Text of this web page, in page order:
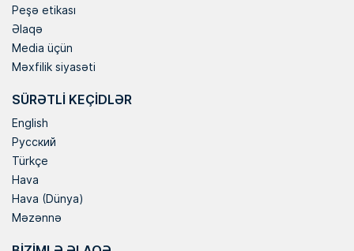
Peşə etikası
Əlaqə
Media üçün
Məxfilik siyasəti
SÜRƏTLI KEÇIDLƏR
English
Русский
Türkçe
Hava
Hava (Dünya)
Məzənnə